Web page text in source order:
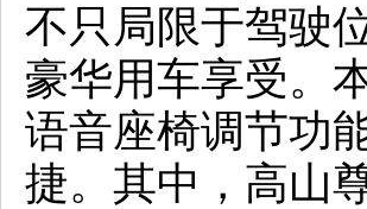
不只局限于驾驶
豪华用车享受。
语音座椅调节功
捷。其中，高山